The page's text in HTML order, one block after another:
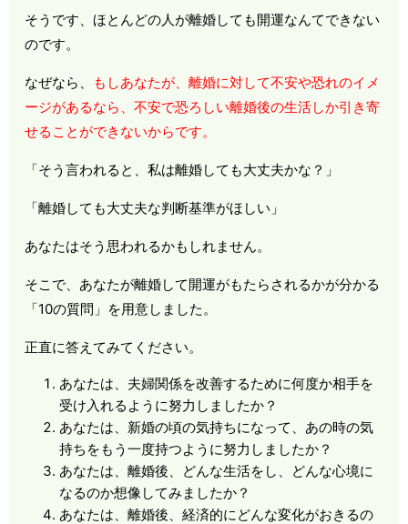
そうです、ほとんどの人が離婚しても開運なんてできない
のです。
なぜなら、 もしあなたが、離婚に対して不安や恐れのイメ
ージがあるなら、不安で恐ろしい離婚後の生活しか引き寄
せることができないからです。
「そう言われると、私は離婚しても大丈夫かな？」
「離婚しても大丈夫な判断基準がほしい」
あなたはそう思われるかもしれません。
そこで、あなたが離婚して開運がもたらされるかが分かる
「10の質問」を用意しました。
正直に答えてみてください。
あなたは、夫婦関係を改善するために何度か相手を
受け入れるように努力しましたか？
あなたは、新婚の頃の気持ちになって、あの時の気
持ちをもう一度持つように努力しましたか？
あなたは、離婚後、どんな生活をし、どんな心境に
なるのか想像してみましたか？
あなたは、離婚後、経済的にどんな変化がおきるの